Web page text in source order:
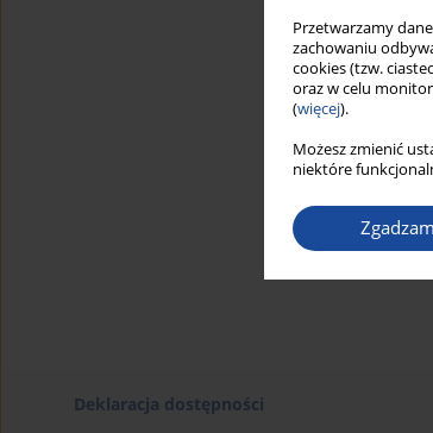
Przetwarzamy
zachowaniu
cookies (tzw.
oraz w celu
(więcej).
Możesz zmienić
niektóre
Deklaracja dostępności